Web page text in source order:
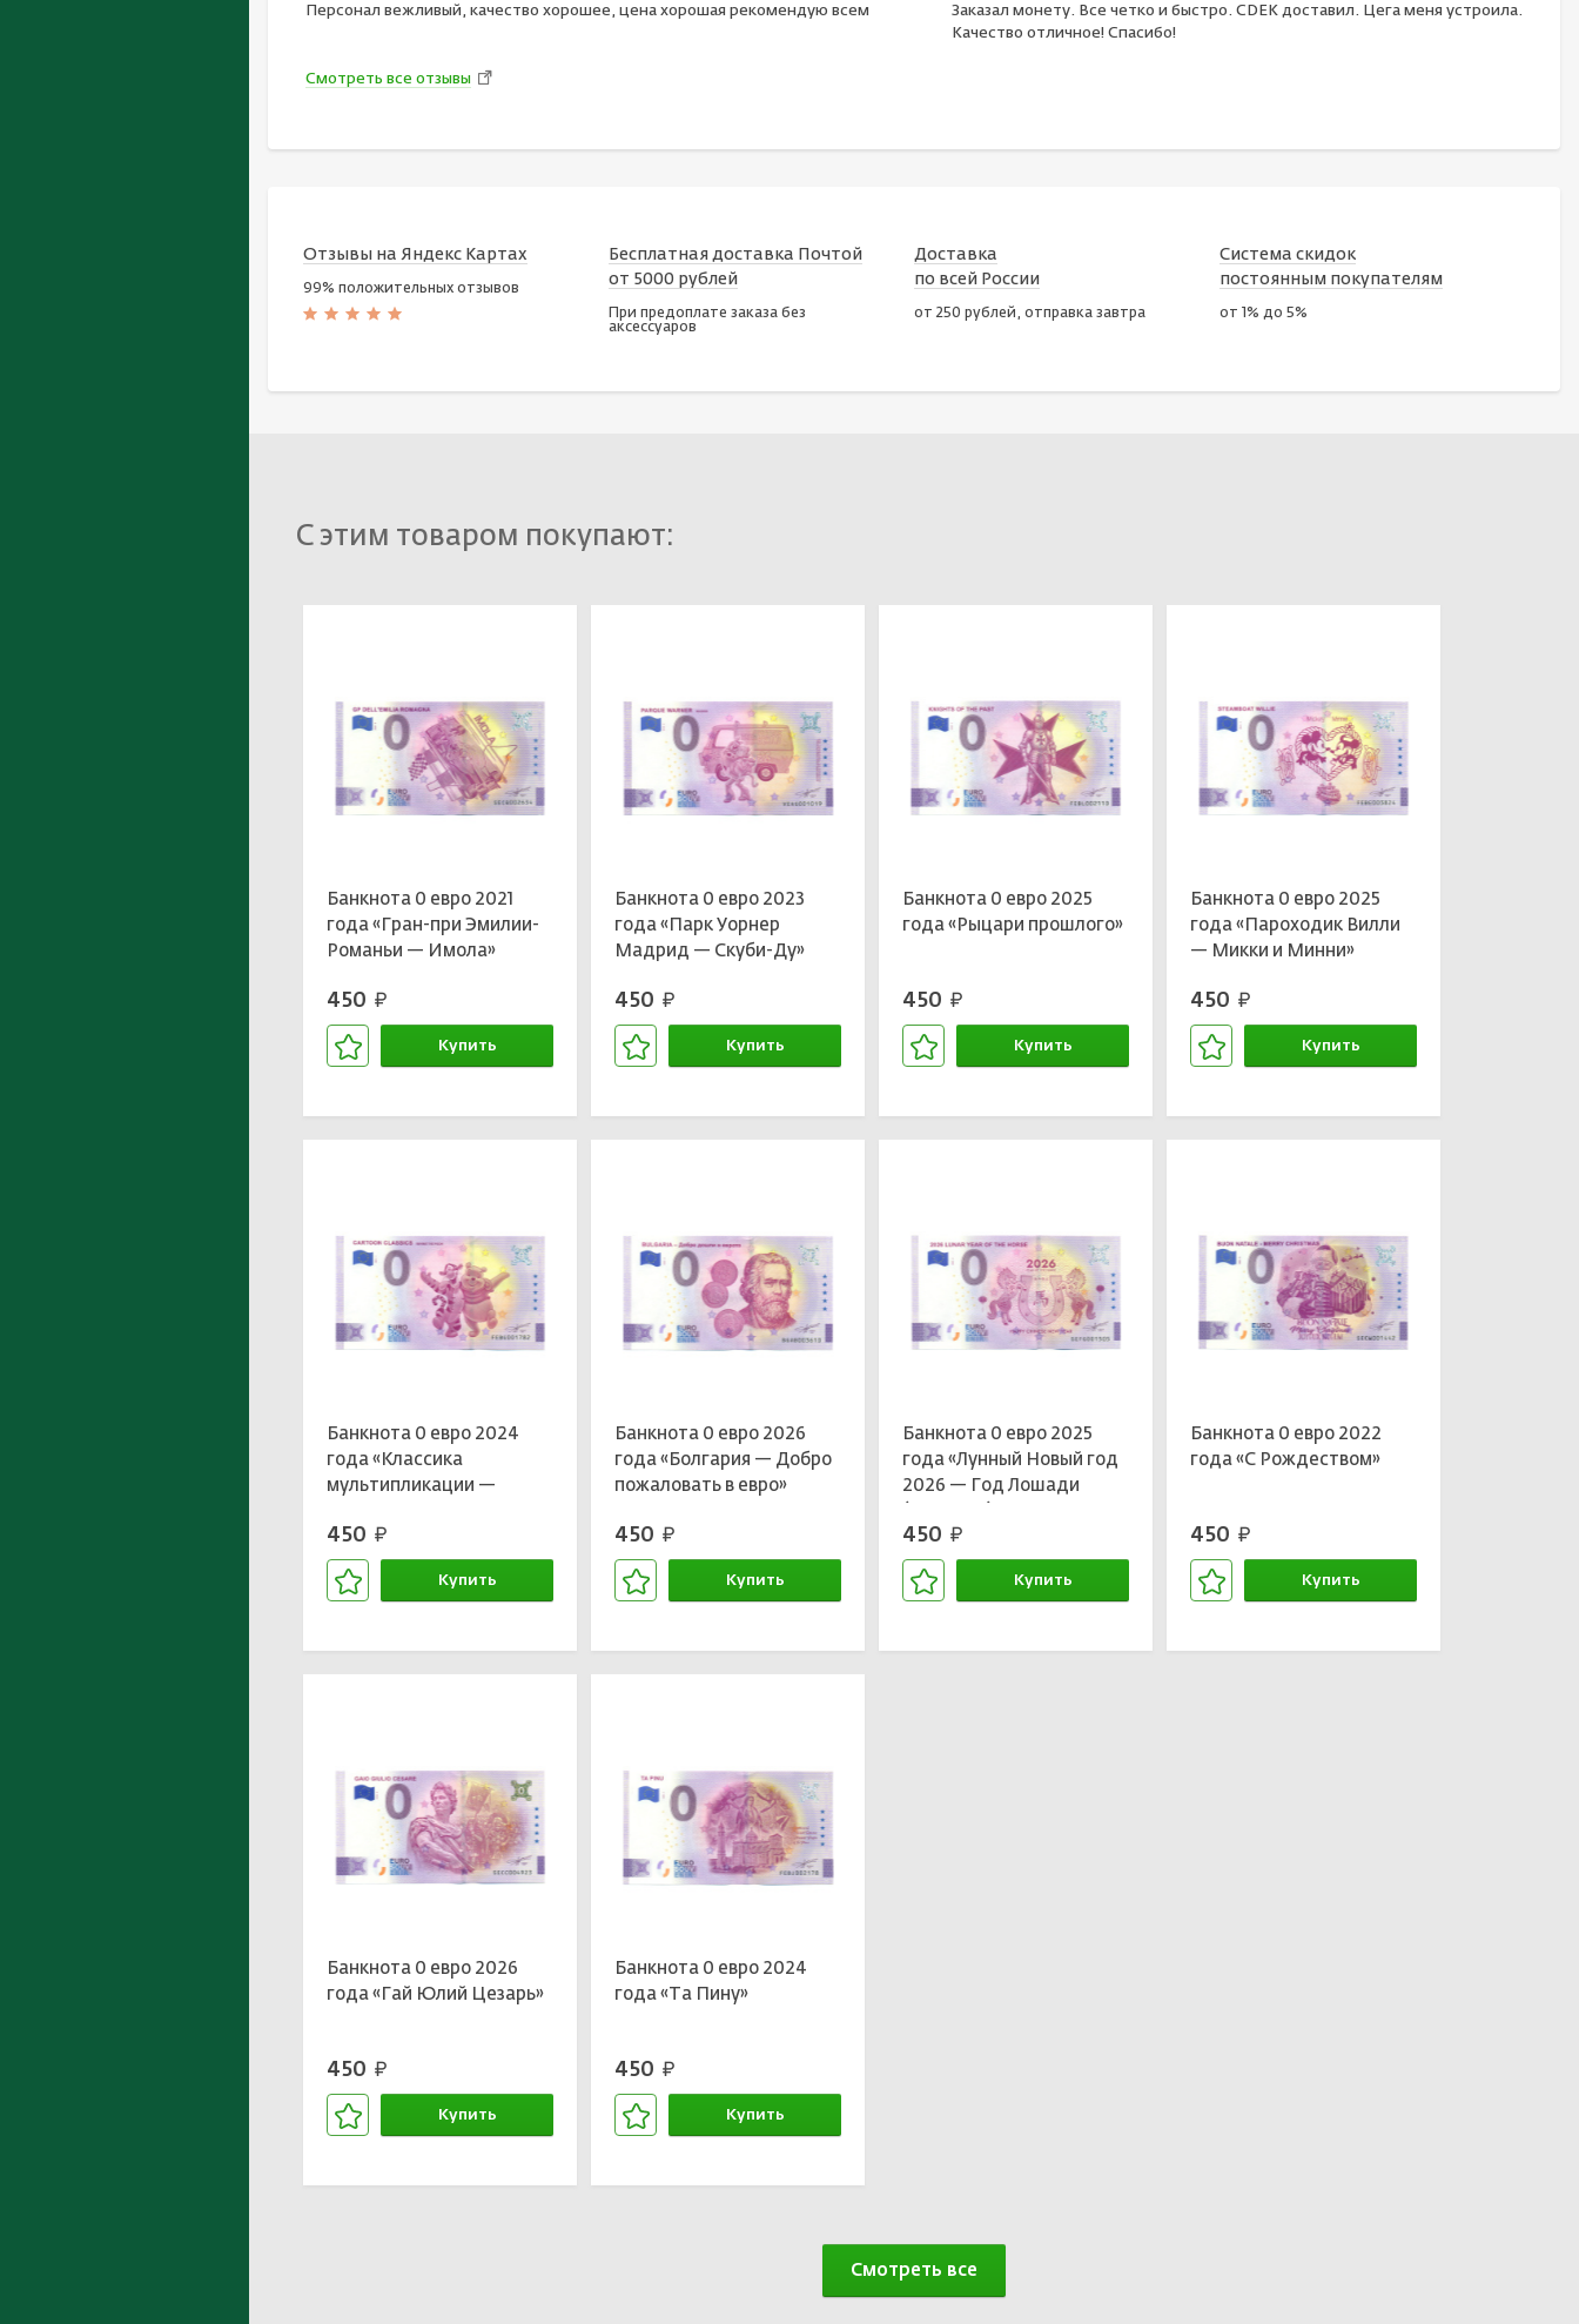
Персонал вежливый, качество хорошее, цена хорошая рекомендую всем
Заказал монету. Все четко и быстро. CDEK доставил. Цега меня устроила.
Качество отличное! Спасибо!
Смотреть все отзывы
Отзывы на Яндекс Картах
99% положительных отзывов
Бесплатная доставка Почтой
от 5000 рублей
При предоплате заказа без
аксессуаров
Доставка
по всей России
от 250 рублей, отправка завтра
Система скидок
постоянным покупателям
от 1% до 5%
С этим товаром покупают:
Банкнота 0 евро 2021
года «Гран-при Эмилии-
Романьи — Имола»
450 руб.
Купить
Банкнота 0 евро 2023
года «Парк Уорнер
Мадрид — Скуби-Ду»
450 руб.
Купить
Банкнота 0 евро 2025
года «Рыцари прошлого»
450 руб.
Купить
Банкнота 0 евро 2025
года «Пароходик Вилли
— Микки и Минни»
450 руб.
Купить
Банкнота 0 евро 2024
года «Классика
мультипликации —
450 руб.
Купить
Банкнота 0 евро 2026
года «Болгария — Добро
пожаловать в евро»
450 руб.
Купить
Банкнота 0 евро 2025
года «Лунный Новый год
2026 — Год Лошади
450 руб.
Купить
Банкнота 0 евро 2022
года «С Рождеством»
450 руб.
Купить
Банкнота 0 евро 2026
года «Гай Юлий Цезарь»
450 руб.
Купить
Банкнота 0 евро 2024
года «Та Пину»
450 руб.
Купить
Смотреть все